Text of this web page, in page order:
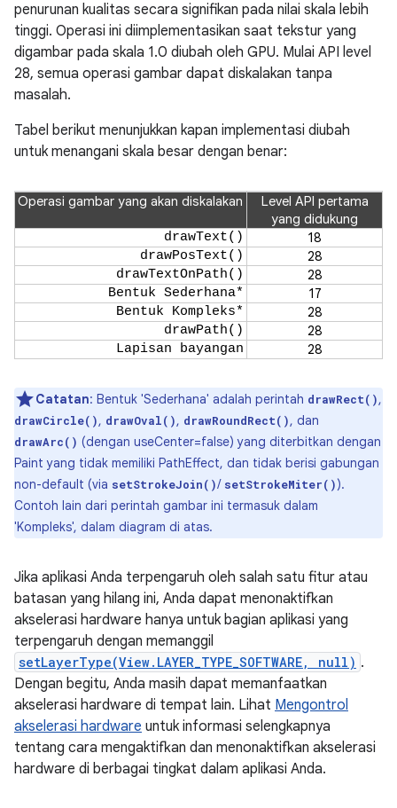
penurunan kualitas secara signifikan pada nilai skala lebih
tinggi. Operasi ini diimplementasikan saat tekstur yang
digambar pada skala 1.0 diubah oleh GPU. Mulai API level
28, semua operasi gambar dapat diskalakan tanpa
masalah.
Tabel berikut menunjukkan kapan implementasi diubah
untuk menangani skala besar dengan benar:
Operasi gambar yang akan diskalakan
Level API pertama
yang didukung
drawText() 18
drawPosText() 28
drawTextOnPath() 28
Bentuk Sederhana* 17
Bentuk Kompleks* 28
drawPath() 28
Lapisan bayangan 28
Catatan: Bentuk 'Sederhana' adalah perintah drawRect(),
drawCircle(), drawOval(), drawRoundRect(), dan
drawArc() (dengan useCenter=false) yang diterbitkan dengan
Paint yang tidak memiliki PathEffect, dan tidak berisi gabungan
non-default (via setStrokeJoin()/ setStrokeMiter()).
Contoh lain dari perintah gambar ini termasuk dalam
'Kompleks', dalam diagram di atas.
Jika aplikasi Anda terpengaruh oleh salah satu fitur atau
batasan yang hilang ini, Anda dapat menonaktifkan
akselerasi hardware hanya untuk bagian aplikasi yang
terpengaruh dengan memanggil
setLayerType(View.LAYER_TYPE_SOFTWARE, null) .
Dengan begitu, Anda masih dapat memanfaatkan
akselerasi hardware di tempat lain. Lihat Mengontrol
akselerasi hardware untuk informasi selengkapnya
tentang cara mengaktifkan dan menonaktifkan akselerasi
hardware di berbagai tingkat dalam aplikasi Anda.